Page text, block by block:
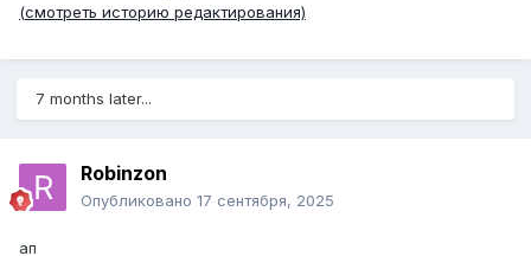
(смотреть историю редактирования)
7 months later...
Robinzon
Опубликовано 17 сентября, 2025
ап